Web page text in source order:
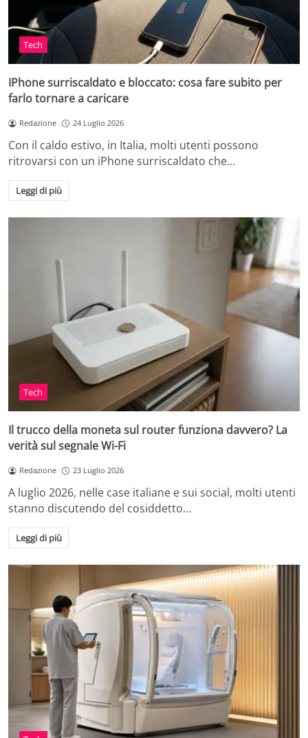
Tech
IPhone surriscaldato e bloccato: cosa fare subito per
farlo tornare a caricare
Redazione 24 Luglio 2026
Con il caldo estivo, in Italia, molti utenti possono
ritrovarsi con un iPhone surriscaldato che…
Leggi di più
Tech
Il trucco della moneta sul router funziona davvero? La
verità sul segnale Wi-Fi
Redazione 23 Luglio 2026
A luglio 2026, nelle case italiane e sui social, molti utenti
stanno discutendo del cosiddetto…
Leggi di più